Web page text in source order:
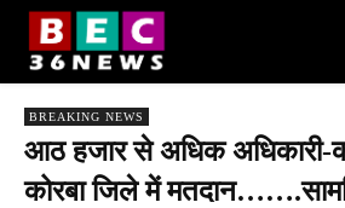
BREAKING NEWS
आठ हजार से अधिक अधिकारी-
कोरबा जिले में